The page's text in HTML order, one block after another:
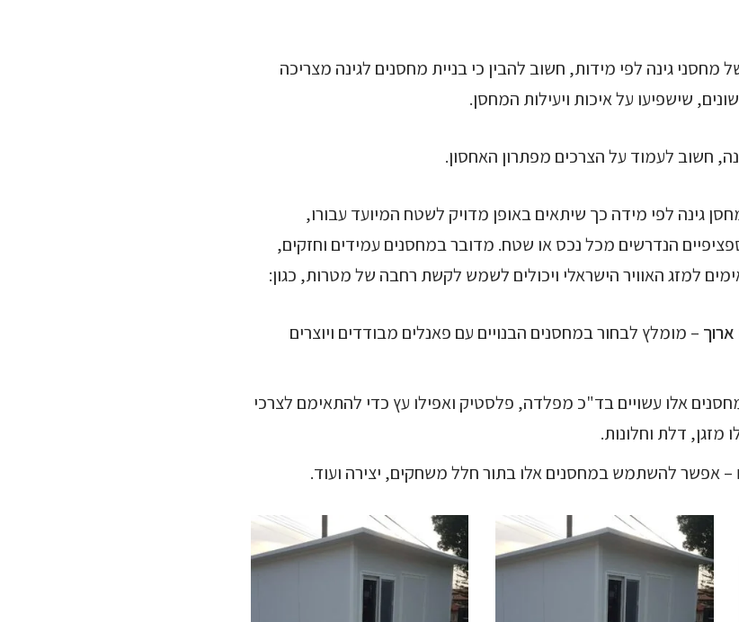
מחסני גינה לפי מידות, חשוב להבין כי בניית מחסנים לגינה מצריכה
שישפיעו על איכות ויעילות המחסן.
חשוב לעמוד על הצרכים מפתרון האחסון.
גינה לפי מידה כך שיתאים באופן מדויק לשטח המיועד עבורו,
הנדרשים מכל נכס או שטח. מדובר במחסנים עמידים וחזקים,
למזג האוויר הישראלי ויכולים לשמש לקשת רחבה של מטרות, כגון:
ארוך – מומלץ לבחור במחסנים הבנויים עם פאנלים מבודדים ויוצרים
אלו עשויים בד"כ מפלדה, פלסטיק ואפילו עץ כדי להתאימם לצרכי
מזגן, דלת וחלונות.
– אפשר להשתמש במחסנים אלו בתור חלל משחקים, יצירה ועוד.